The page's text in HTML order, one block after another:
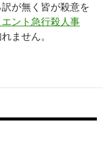
が無く皆が殺意を
エント急行殺人事
ません。